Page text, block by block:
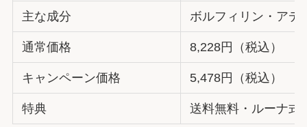
主な成分 ボルフィリン・アデ
通常価格 8,228円（税込）
キャンペーン価格 5,478円（税込）
特典 送料無料・ルーナ式